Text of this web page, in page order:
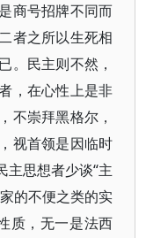
商号招牌不同而
者之所以生死相
。民主则不然，
，在心性上是非
不崇拜黑格尔，
视首领是因临时
主思想者少谈“主
的不便之类的实
质，无一是法西